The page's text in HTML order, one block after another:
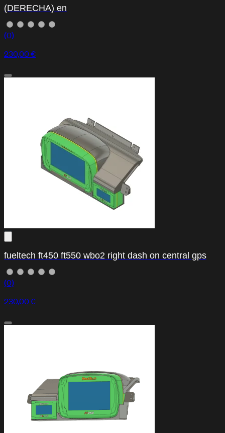
(DERECHA) en
(0)
230,00 €
fueltech ft450 ft550 wbo2 right dash on central gps
(0)
230,00 €